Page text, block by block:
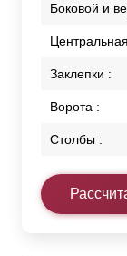
Боковой и
Заклепки :
Ворота :
Столбы :